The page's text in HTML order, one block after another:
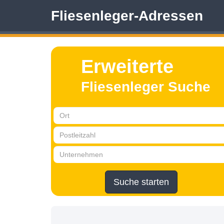
Fliesenleger-Adressen
Erweiterte
Fliesenleger Suche
Suche starten